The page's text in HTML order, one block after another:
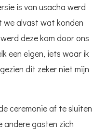
is van usacha werd
we alvast wat konden
deze kom door ons
een eigen, iets waar ik
dit zeker niet mijn
ceremonie af te sluiten
andere gasten zich